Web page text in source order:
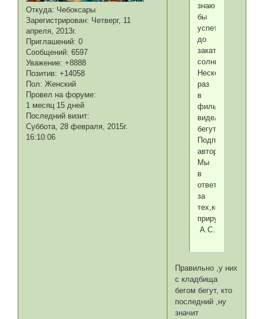
Откуда: Чебоксары
Зарегистрирован: Четверг, 11
апреля, 2013г.
Приглашений: 0
Сообщений: 6597
Уважение: +8888
Позитив: +14058
Пол: Женский
Провел на форуме:
1 месяц 15 дней
Последний визит:
Суббота, 28 февраля, 2015г.
16:10:06
бы
успеть
до
заката
солнца!
Несколько
раз
в
фильмах
видела,что
бегут...
Подпись
автора
Мы
в
ответе
за
тех,кого
приручили!
А.С.Экзюпери
Правильно ,у них
с кладбища
бегом бегут, кто
последний ,ну
значит